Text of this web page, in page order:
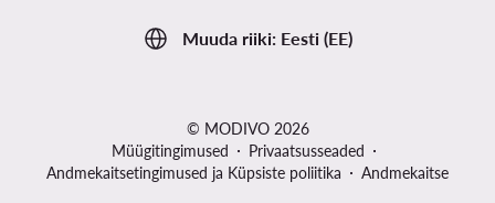
Muuda riiki: Eesti (EE)
© MODIVO 2026
Müügitingimused
Privaatsusseaded
Andmekaitsetingimused ja Küpsiste poliitika
Andmekaitse